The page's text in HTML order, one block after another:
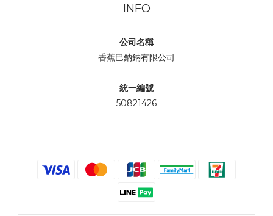
INFO
公司名稱
香蕉巴鈉鈉有限公司
統一編號
50821426